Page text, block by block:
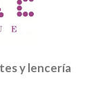
y lencería